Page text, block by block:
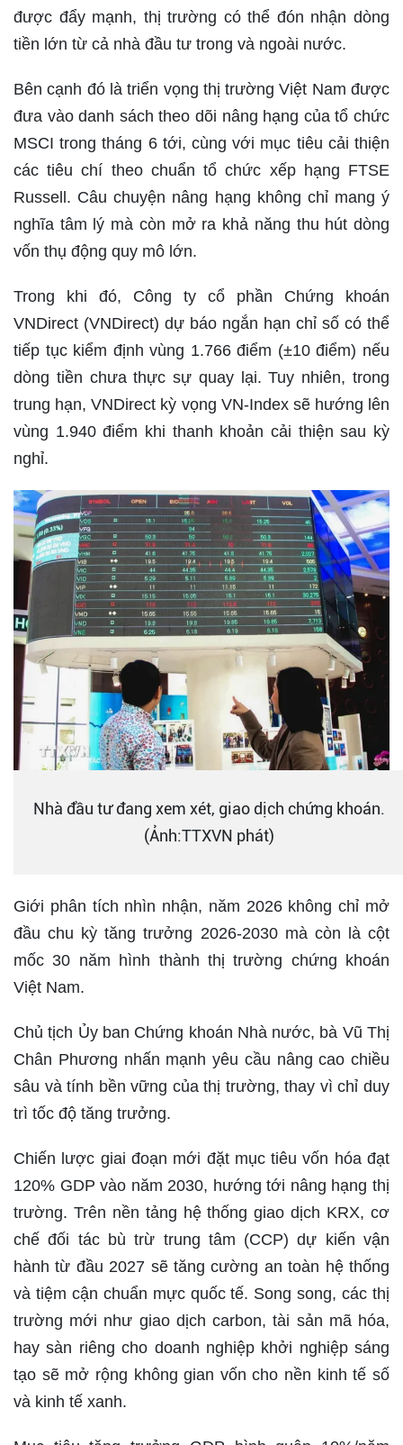
được đẩy mạnh, thị trường có thể đón nhận dòng
tiền lớn từ cả nhà đầu tư trong và ngoài nước.
Bên cạnh đó là triển vọng thị trường Việt Nam được
đưa vào danh sách theo dõi nâng hạng của tổ chức
MSCI trong tháng 6 tới, cùng với mục tiêu cải thiện
các tiêu chí theo chuẩn tổ chức xếp hạng FTSE
Russell. Câu chuyện nâng hạng không chỉ mang ý
nghĩa tâm lý mà còn mở ra khả năng thu hút dòng
vốn thụ động quy mô lớn.
Trong khi đó, Công ty cổ phần Chứng khoán
VNDirect (VNDirect) dự báo ngắn hạn chỉ số có thể
tiếp tục kiểm định vùng 1.766 điểm (±10 điểm) nếu
dòng tiền chưa thực sự quay lại. Tuy nhiên, trong
trung hạn, VNDirect kỳ vọng VN-Index sẽ hướng lên
vùng 1.940 điểm khi thanh khoản cải thiện sau kỳ
nghỉ.
Nhà đầu tư đang xem xét, giao dịch chứng khoán.
(Ảnh:TTXVN phát)
Giới phân tích nhìn nhận, năm 2026 không chỉ mở
đầu chu kỳ tăng trưởng 2026-2030 mà còn là cột
mốc 30 năm hình thành thị trường chứng khoán
Việt Nam.
Chủ tịch Ủy ban Chứng khoán Nhà nước, bà Vũ Thị
Chân Phương nhấn mạnh yêu cầu nâng cao chiều
sâu và tính bền vững của thị trường, thay vì chỉ duy
trì tốc độ tăng trưởng.
Chiến lược giai đoạn mới đặt mục tiêu vốn hóa đạt
120% GDP vào năm 2030, hướng tới nâng hạng thị
trường. Trên nền tảng hệ thống giao dịch KRX, cơ
chế đối tác bù trừ trung tâm (CCP) dự kiến vận
hành từ đầu 2027 sẽ tăng cường an toàn hệ thống
và tiệm cận chuẩn mực quốc tế. Song song, các thị
trường mới như giao dịch carbon, tài sản mã hóa,
hay sàn riêng cho doanh nghiệp khởi nghiệp sáng
tạo sẽ mở rộng không gian vốn cho nền kinh tế số
và kinh tế xanh.